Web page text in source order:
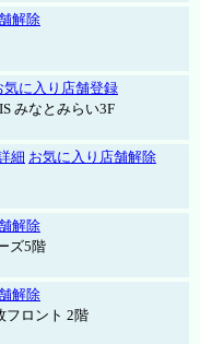
解除
気に入り店舗登録
みなとみらい3F
細 お気に入り店舗解除
解除
ズ5階
解除
ロント 2階